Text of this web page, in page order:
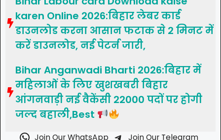
karen Online 2026:बिहार लेबर कार्ड
डाउनलोड करना आसान फटाक से 2 मिनट में
करें डाउनलोड, नई पेटर्न जारी,
Bihar Anganwadi Bharti 2026:बिहार में
महिलाओं के लिए खुशखबरी बिहार
आंगनवाड़ी नई वैकेंसी 22000 पदों पर होगी
जल्द बहाली,Best
Join Our WhatsApp Join Our Telegram